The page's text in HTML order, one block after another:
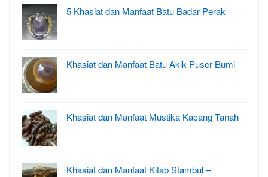
5 Khasiat dan Manfaat Batu Badar Perak
Khasiat dan Manfaat Batu Akik Puser Bumi
Khasiat dan Manfaat Mustika Kacang Tanah
Khasiat dan Manfaat Kitab Stambul –